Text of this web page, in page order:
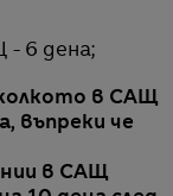
- 6 дена;
в САЩ
въпреки че
в САЩ